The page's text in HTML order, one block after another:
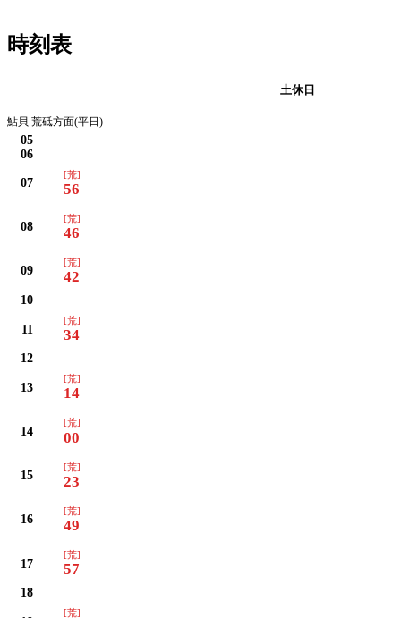
時刻表
土休日
鮎貝 荒砥方面(平日)
05
06
07
[荒]
56
08
[荒]
46
09
[荒]
42
10
11
[荒]
34
12
13
[荒]
14
14
[荒]
00
15
[荒]
23
16
[荒]
49
17
[荒]
57
18
[荒]